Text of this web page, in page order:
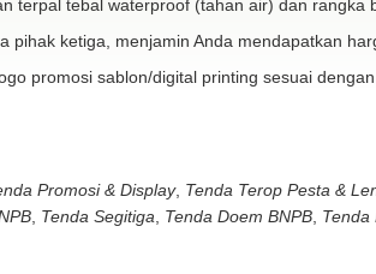
terpal tebal waterproof (tahan air) dan rangka
pihak ketiga, menjamin Anda mendapatkan
promosi sablon/digital printing sesuai
Promosi & Display, Tenda Terop Pesta &
, Tenda Segitiga Tenda Doem BNPB, Tenda